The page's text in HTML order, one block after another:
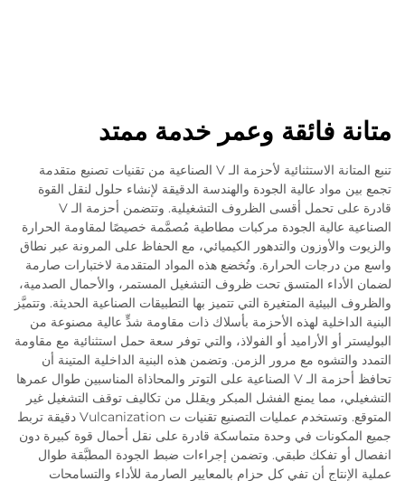
متانة فائقة وعمر خدمة ممتد
تنبع المتانة الاستثنائية لأحزمة الـ V الصناعية من تقنيات تصنيع متقدمة
تجمع بين مواد عالية الجودة والهندسة الدقيقة لإنشاء حلول لنقل القوة
قادرة على تحمل أقسى الظروف التشغيلية. وتتضمن أحزمة الـ V
الصناعية عالية الجودة مركبات مطاطية مُصمَّمة خصيصًا لمقاومة الحرارة
والزيوت والأوزون والتدهور الكيميائي، مع الحفاظ على المرونة عبر نطاق
واسع من درجات الحرارة. وتُخضع هذه المواد المتقدمة لاختبارات صارمة
لضمان الأداء المتسق تحت ظروف التشغيل المستمر، والأحمال الصدمية،
والظروف البيئية المتغيرة التي تتميز بها التطبيقات الصناعية الحديثة. وتتميَّز
البنية الداخلية لهذه الأحزمة بأسلاك ذات مقاومة شدٍّ عالية مصنوعة من
البوليستر أو الأراميد أو الفولاذ، والتي توفر سعة حمل استثنائية مع مقاومة
التمدد والتشوه مع مرور الزمن. وتضمن هذه البنية الداخلية المتينة أن
تحافظ أحزمة الـ V الصناعية على التوتر والمحاذاة المناسبين طوال عمرها
التشغيلي، مما يمنع الفشل المبكر ويقلل من تكاليف توقف التشغيل غير
المتوقع. وتستخدم عمليات التصنيع تقنيات ت Vulcanization دقيقة تربط
جميع المكونات في وحدة متماسكة قادرة على نقل أحمال قوة كبيرة دون
انفصال أو تفكك طبقي. وتضمن إجراءات ضبط الجودة المطبَّقة طوال
عملية الإنتاج أن تفي كل حزام بالمعايير الصارمة للأداء والتسامحات